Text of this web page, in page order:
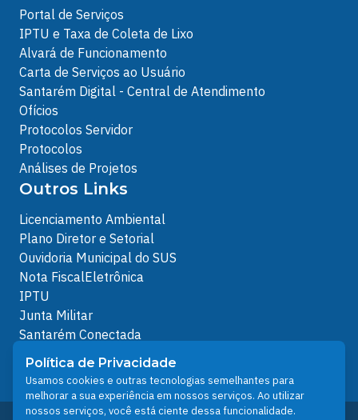
Portal de Serviços
IPTU e Taxa de Coleta de Lixo
Alvará de Funcionamento
Carta de Serviços ao Usuário
Santarém Digital - Central de Atendimento
Ofícios
Protocolos Servidor
Protocolos
Análises de Projetos
Outros Links
Licenciamento Ambiental
Plano Diretor e Setorial
Ouvidoria Municipal do SUS
Nota FiscalEletrônica
IPTU
Junta Militar
Santarém Conectada
Política de Privacidade
People illustrations by Storyset
Política de Privacidade
Usamos cookies e outras tecnologias semelhantes para
melhorar a sua experiência em nossos serviços. Ao utilizar
nossos serviços, você está ciente dessa funcionalidade.